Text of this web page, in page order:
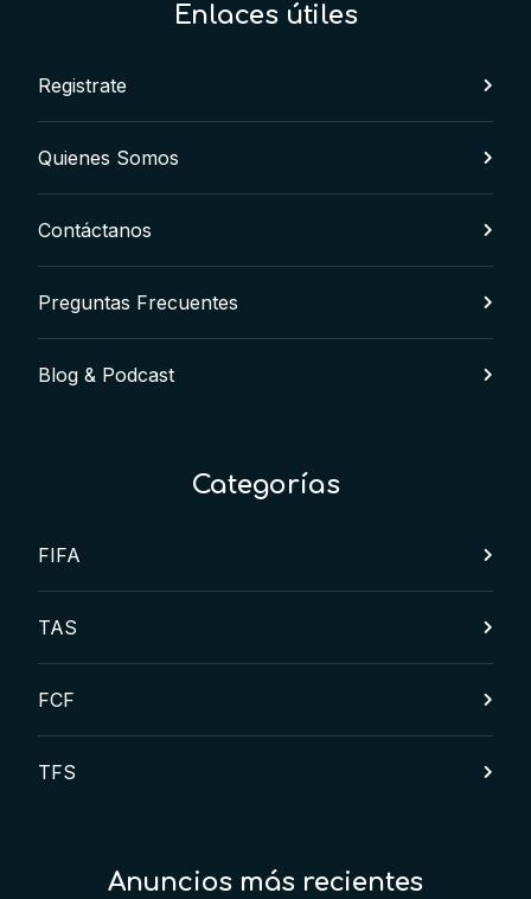
Enlaces útiles
Registrate
Quienes Somos
Contáctanos
Preguntas Frecuentes
Blog & Podcast
Categorías
FIFA
TAS
FCF
TFS
Anuncios más recientes